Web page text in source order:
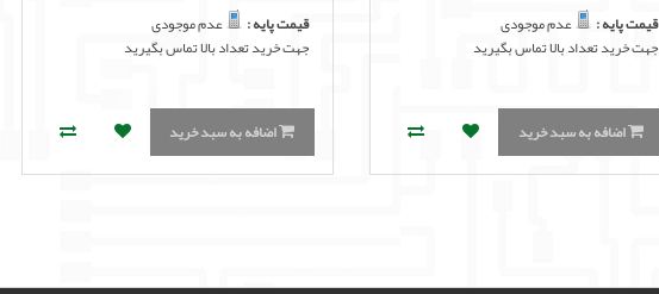
قیمت پایه :
عدم موجودی
جهت خرید تعداد بالا تماس بگیرید
اضافه به سبد خرید
قیمت پایه :
عدم موجودی
جهت خرید تعداد بالا تماس بگیرید
اضافه به سبد خرید